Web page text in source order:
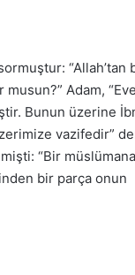
“Allah’tan
Adam,
Bunun üzerine
vazifedir”
“Bir müslümana
bir parça onun